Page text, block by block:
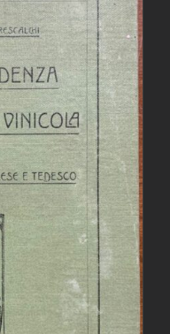
/ DETTAGLI